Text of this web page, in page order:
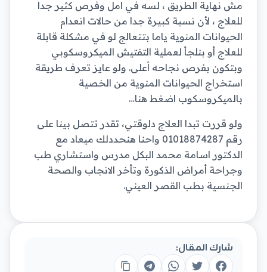
مش نهاية الطريق ، لسه في امل وفرص كثير جدا
للعلاج ، لأن نسبة كبيرة جدا من حالات انعدام
الحيوانات المنوية ياما بتتعالج لو في مشكلة قابلة
للعلاج أو بنلجأ لعملية التفتيش الميكروسكوبي
وبتكون بفرص نجاحه أعلى. ولو عايز تعرف طريقة
استخراج الحيوانات المنوية من الخصية
بالميكروسكوب اضغط هنا…
ولو قررت تبدا العلاج دلوقتي، تقدر تتصل بينا على
رقم 01018874287 واحنا هنحددلك ميعاد مع
الدكتور اسامة محمد البكل مدرس واستشاري طب
وجراحة أمراض الذكورة وتأخر الانجاب والصحة
الجنسية بطب القصر العيني.
شارك المقال: